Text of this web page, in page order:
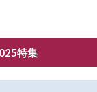
特集